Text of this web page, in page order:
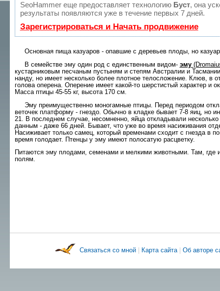
SeoHammer еще предоставляет технологию Буст, она
результаты появляются уже в течение первых 7 дней.
Зарегистрироваться и Начать продвижение
Основная пища казуаров - опавшие с деревьев плоды, но
В семействе эму один род с единственным ви­дом- эму
кустарниковым песчаным пу­стыням и степям Австралии и
нанду, но имеет несколько более плотное телосло­жение. Клюв, в
голова оперена. Оперение имеет какой-то шерстистый характер и
Масса птицы 45-55 кг, высота 170 см.
Эму преимущественно моногамные птицы. Пе­ред периодом
веточек платформу - гнездо. Обычно в кладке бывает 7-8 яиц, но
21. В последнем случае, несомненно, яйца откладывали
данным - даже 66 дней. Бывает, что уже во время насиживания
Насиживает только самец, который временами сходит с гнезда в
время голодает. Птенцы у эму имеют полосатую расцветку.
Питаются эму плодами, семенами и мелкими животными. Там, где
полям.
Связаться со мной Карта сайта|Об авторе